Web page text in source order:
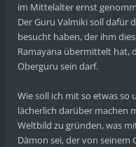
im Mittelalter ernst
Der Guru Valmiki soll dafür
besucht haben, der ihm
Ramayana übermittelt hat,
Oberguru sein darf.
Wie soll ich mit so etwas so
lächerlich darüber machen
Weltbild zu gründen, was
Dämon sei, der von